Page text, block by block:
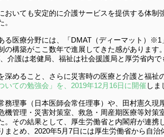
おいても安定的に介護サービスを提供する体制
る医療分野には、「DMAT（ディーマット）
構築がここ数年で進展してきた感があります
護は老健局、福祉は社会援護局と厚労省内で
めること、さらに災害時の医療と介護と福祉
いての勉強会」を、2019年12月16日に開催 しま
理事（日本医師会常任理事）や、田村憲久現
管理・災害対策室、救急・周産期医療等対策
その結果として、厚生労働省と内閣府が連携
とめ、2020年5月7日には厚生労働省から自